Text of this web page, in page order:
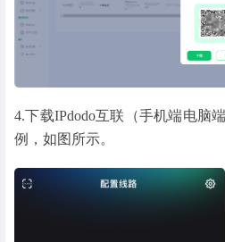
4.下载IPdodo互联（手机端电脑
例，如图所示。